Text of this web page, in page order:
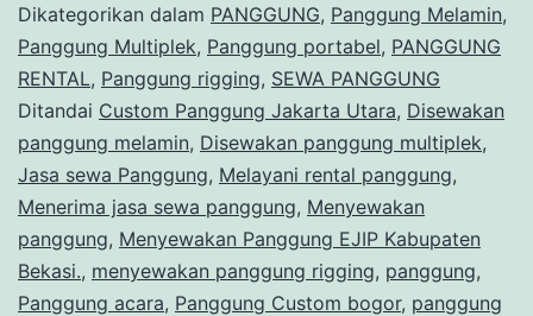
Dikategorikan dalam PANGGUNG, Panggung Melamin,
Panggung Multiplek, Panggung portabel, PANGGUNG
RENTAL, Panggung rigging, SEWA PANGGUNG
Ditandai Custom Panggung Jakarta Utara, Disewakan
panggung melamin, Disewakan panggung multiplek,
Jasa sewa Panggung, Melayani rental panggung,
Menerima jasa sewa panggung, Menyewakan
panggung, Menyewakan Panggung EJIP Kabupaten
Bekasi., menyewakan panggung rigging, panggung,
Panggung acara, Panggung Custom bogor, panggung